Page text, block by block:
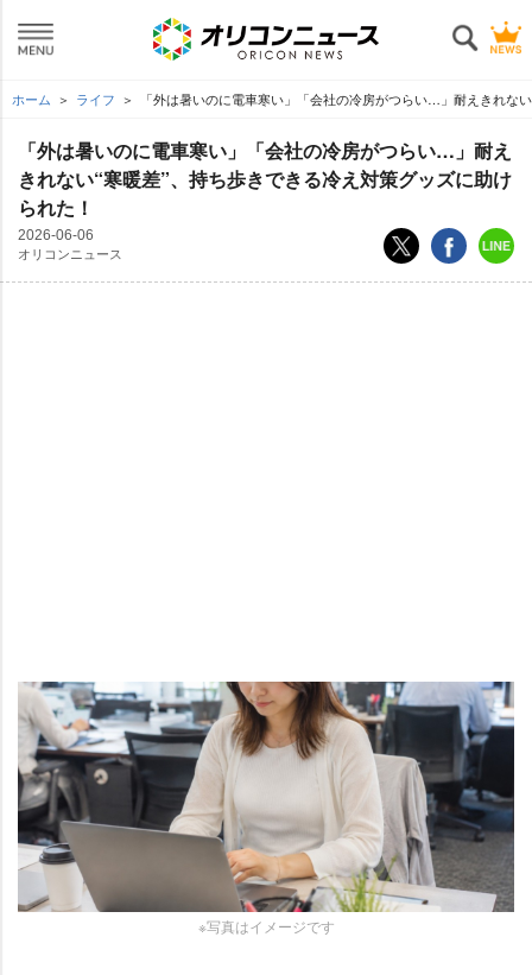
ホーム ライフ 「外は暑いのに電車寒い」「会社の冷房がつらい…」耐えきれな
「外は暑いのに電車寒い」「会社の冷房がつらい…」耐え
きれない“寒暖差”、持ち歩きできる冷え対策グッズに助け
られた！
2026-06-06
オリコンニュース
※写真はイメージです